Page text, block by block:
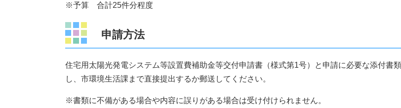
※予算 合計25件分程度
申請方法
住宅用太陽光発電システム等設置費補助金等交付申請書（様式第1号）と申請に必要な添付書
し、市環境生活課まで直接提出するか郵送してください。
※書類に不備がある場合や内容に誤りがある場合は受け付けられません。